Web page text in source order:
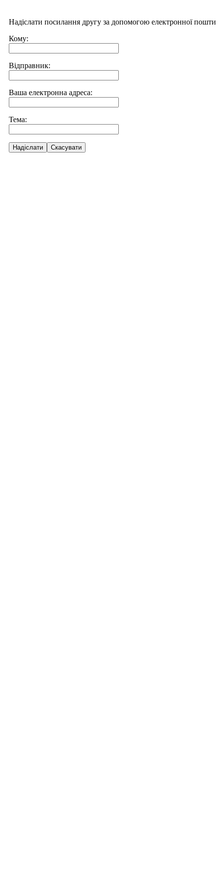
Надіслати посилання другу за допомогою електронної пошти
Кому:
Відправник:
Ваша електронна адреса:
Тема:
Надіслати Скасувати